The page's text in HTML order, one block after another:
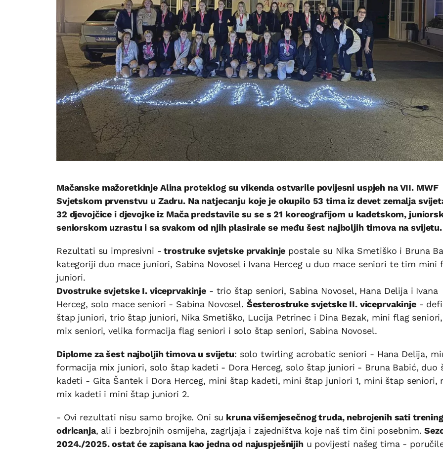
Mačanske mažoretkinje Alina proteklog su vikenda ostvarile povijesni uspjeh na VII. MWF
Svjetskom prvenstvu u Zadru. Na natjecanju koje je okupilo 53 tima iz devet zemalja
32 djevojčice i djevojke iz Mača predstavile su se s 21 koreografijom u kadetskom,
seniorskom uzrastu i sa svakom od njih plasirale se među šest najboljih timova na svijetu.
Rezultati su impresivni - trostruke svjetske prvakinje postale su Nika Smetiško i Bruna
kategoriji duo mace juniori, Sabina Novosel i Ivana Herceg u duo mace seniori te tim mini
juniori.
Dvostruke svjetske I. viceprvakinje- trio štap seniori, Sabina Novosel, Hana Delija i Ivana
Herceg, solo mace seniori - Sabina Novosel. Šesterostruke svjetske II. viceprvakinje-
štap juniori, trio štap juniori, Nika Smetiško, Lucija Petrinec i Dina Bezak, mini flag
mix seniori, velika formacija flag seniori i solo štap seniori, Sabina Novosel.
Diplome za šest najboljih timova u svijetu: solo twirling acrobatic seniori - Hana Delija,
formacija mix juniori, solo štap kadeti - Dora Herceg, solo štap juniori - Bruna Babić, duo
kadeti - Gita Šantek i Dora Herceg, mini štap kadeti, mini štap juniori 1, mini štap seniori,
mix kadeti i mini štap juniori 2.
- Ovi rezultati nisu samo brojke. Oni su kruna višemjesečnog truda, nebrojenih sati
odricanja, ali i bezbrojnih osmijeha, zagrljaja i zajedništva koje naš tim čini posebnim.
2024./2025. ostat će zapisana kao jedna od najuspješnijihu povijesti našeg tima -